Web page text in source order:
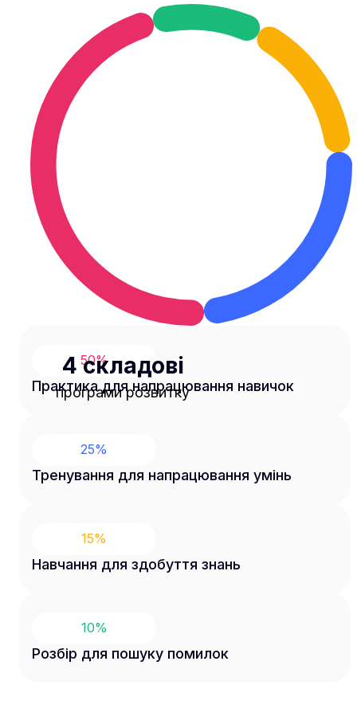
4 складові
програми розвитку
50%
Практика для напрацювання навичок
25%
Тренування для напрацювання умінь
15%
Навчання для здобуття знань
10%
Розбір для пошуку помилок